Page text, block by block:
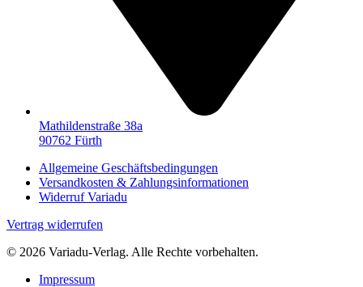
Mathildenstraße 38a
90762 Fürth
Allgemeine Geschäftsbedingungen
Versandkosten & Zahlungsinformationen
Widerruf Variadu
Vertrag widerrufen
© 2026 Variadu-Verlag. Alle Rechte vorbehalten.
Impressum